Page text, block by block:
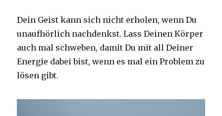
Dein Geist kann sich nicht erholen, wenn Du
unaufhörlich nachdenkst. Lass Deinen Körper
auch mal schweben, damit Du mit all Deiner
Energie dabei bist, wenn es mal ein Problem zu
lösen gibt.